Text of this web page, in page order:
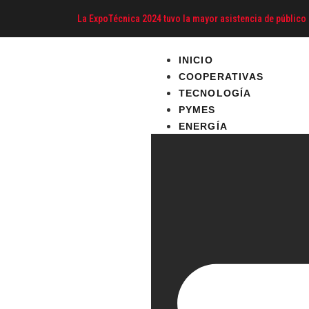
La ExpoTécnica 2024 tuvo la mayor asistencia de
INICIO
COOPERATIVAS
TECNOLOGÍA
PYMES
ENERGÍA